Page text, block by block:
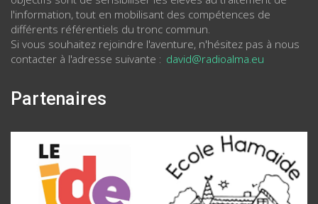
l'information, tout en mobilisant des compétences de
différents référentiels du tronc commun.
Si vous souhaitez rejoindre l'aventure, n'hésitez pas à nous
contacter à l'adresse suivante : david@radioalma.eu
Partenaires